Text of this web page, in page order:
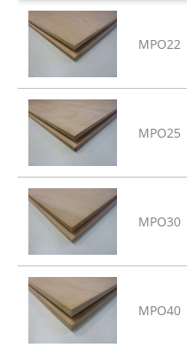
MPO22
MPO25
MPO30
MPO40